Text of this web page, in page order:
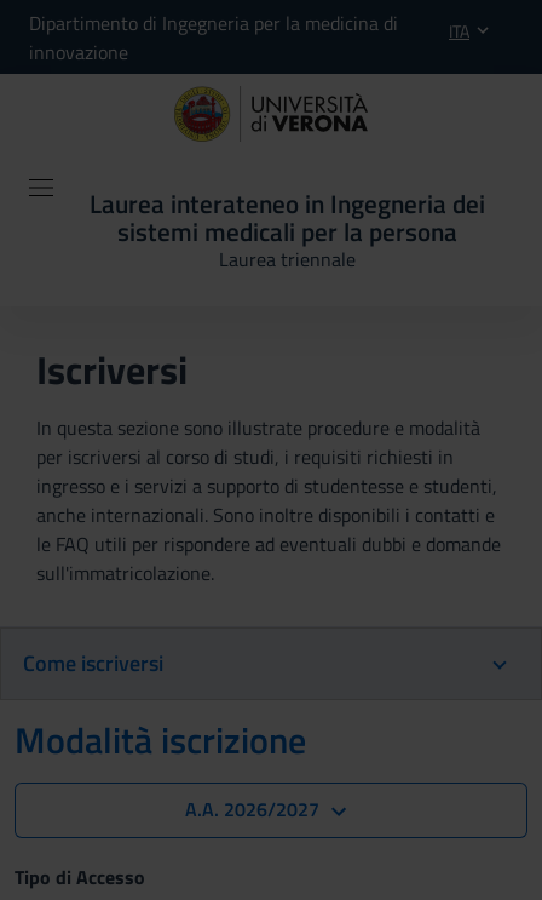
Dipartimento di Ingegneria per la medicina di
innovazione
ITA
Laurea interateneo in Ingegneria dei
sistemi medicali per la persona
Laurea triennale
Iscriversi
In questa sezione sono illustrate procedure e modalità
per iscriversi al corso di studi, i requisiti richiesti in
ingresso e i servizi a supporto di studentesse e studenti,
anche internazionali. Sono inoltre disponibili i contatti e
le FAQ utili per rispondere ad eventuali dubbi e domande
sull'immatricolazione.
Come iscriversi
Modalità iscrizione
A.A. 2026/2027
Tipo di Accesso